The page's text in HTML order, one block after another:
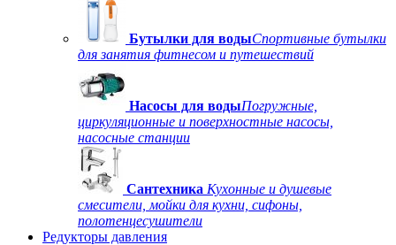
Бутылки для водыСпортивные бутылки
для занятия фитнесом и путешествий
Насосы для водыПогружные,
циркуляционные и поверхностные насосы,
насосные станции
Сантехника Кухонные и душевые
смесители, мойки для кухни, сифоны,
полотенцесушители
Редукторы давления